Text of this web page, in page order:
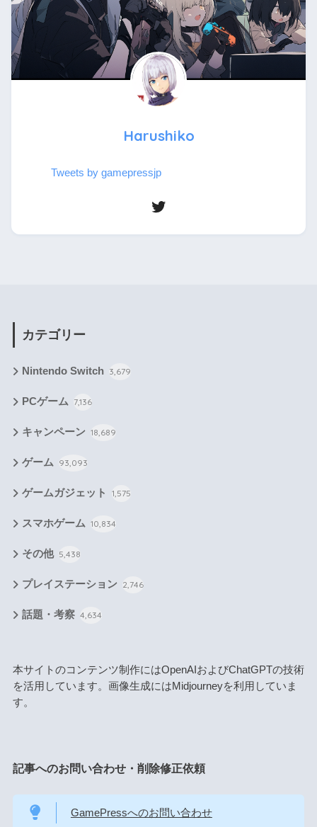
Harushiko
Tweets by gamepressjp
カテゴリー
Nintendo Switch 3,679
PCゲーム 7,136
キャンペーン 18,689
ゲーム 93,093
ゲームガジェット 1,575
スマホゲーム 10,834
その他 5,438
プレイステーション 2,746
話題・考察 4,634
本サイトのコンテンツ制作にはOpenAIおよびChatGPTの技術
を活用しています。画像生成にはMidjourneyを利用していま
す。
記事へのお問い合わせ・削除修正依頼
GamePressへのお問い合わせ